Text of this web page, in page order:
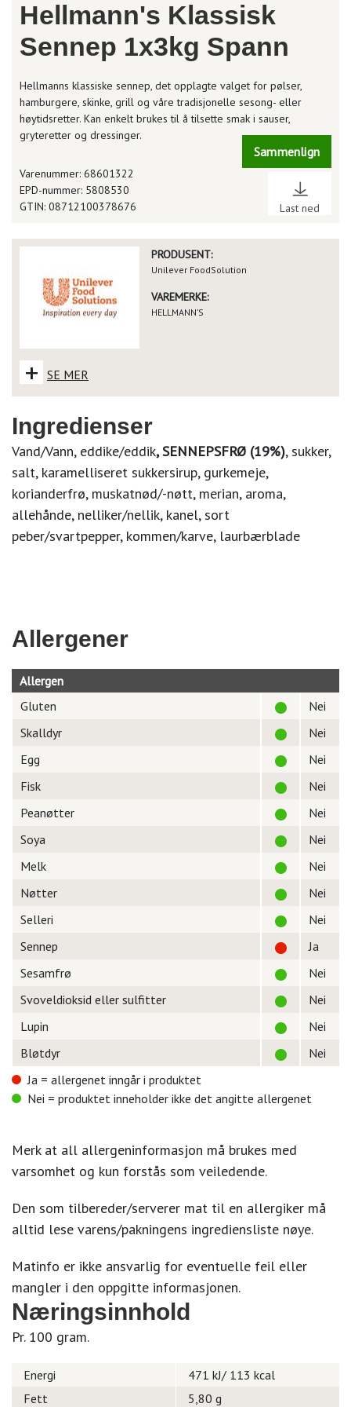
Hellmann's Klassisk
Sennep 1x3kg Spann
Hellmanns klassiske sennep, det opplagte valget for pølser,
hamburgere, skinke, grill og våre tradisjonelle sesong- eller
høytidsretter. Kan enkelt brukes til å tilsette smak i sauser,
gryteretter og dressinger.
Sammenlign
Last ned
Varenummer: 68601322
EPD-nummer: 5808530
GTIN: 08712100378676
PRODUSENT:
Unilever FoodSolution
VAREMERKE:
HELLMANN’S
+ SE MER
Ingredienser
Vand/Vann, eddike/eddik, SENNEPSFRØ (19%), sukker,
salt, karamelliseret sukkersirup, gurkemeje,
korianderfrø, muskatnød/-nøtt, merian, aroma,
allehånde, nelliker/nellik, kanel, sort
peber/svartpepper, kommen/karve, laurbærblade
Allergener
Allergen
Gluten
Nei
Skalldyr
Nei
Egg
Nei
Fisk
Nei
Peanøtter
Nei
Soya
Nei
Melk
Nei
Nøtter
Nei
Selleri
Nei
Sennep
Ja
Sesamfrø
Nei
Svoveldioksid eller sulfitter
Nei
Lupin
Nei
Bløtdyr
Nei
Ja = allergenet inngår i produktet
Nei = produktet inneholder ikke det angitte allergenet
Merk at all allergeninformasjon må brukes med
varsomhet og kun forstås som veiledende.
Den som tilbereder/serverer mat til en allergiker må
alltid lese varens/pakningens ingrediensliste nøye.
Matinfo er ikke ansvarlig for eventuelle feil eller
mangler i den oppgitte informasjonen.
Næringsinnhold
Pr. 100 gram.
Energi
471 kJ/ 113 kcal
Fett
5,80 g